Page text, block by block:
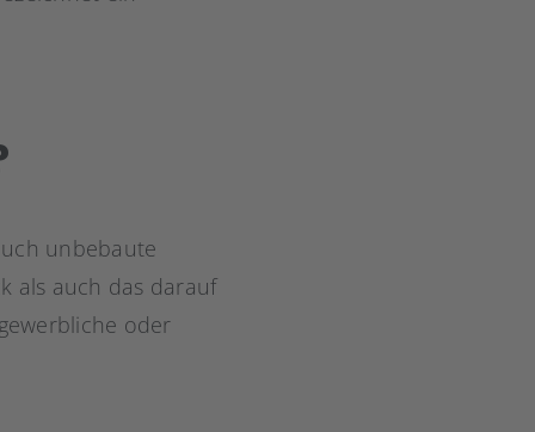
unbebaute
als auch das darauf
oder